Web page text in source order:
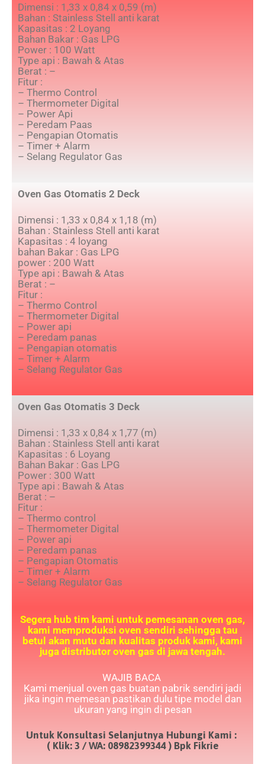
Dimensi : 1,33 x 0,84 x 0,59 (m)
Bahan : Stainless Stell anti karat
Kapasitas : 2 Loyang
Bahan Bakar : Gas LPG
Power : 100 Watt
Type api : Bawah & Atas
Berat : –
Fitur :
– Thermo Control
– Thermometer Digital
– Power Api
– Peredam Paas
– Pengapian Otomatis
– Timer + Alarm
– Selang Regulator Gas
Oven Gas Otomatis 2 Deck
Dimensi : 1,33 x 0,84 x 1,18 (m)
Bahan : Stainless Stell anti karat
Kapasitas : 4 loyang
bahan Bakar : Gas LPG
power : 200 Watt
Type api : Bawah & Atas
Berat : –
Fitur :
– Thermo Control
– Thermometer Digital
– Power api
– Peredam panas
– Pengapian otomatis
– Timer + Alarm
– Selang Regulator Gas
Oven Gas Otomatis 3 Deck
Dimensi : 1,33 x 0,84 x 1,77 (m)
Bahan : Stainless Stell anti karat
Kapasitas : 6 Loyang
Bahan Bakar : Gas LPG
Power : 300 Watt
Type api : Bawah & Atas
Berat : –
Fitur :
– Thermo control
– Thermometer Digital
– Power api
– Peredam panas
– Pengapian Otomatis
– Timer + Alarm
– Selang Regulator Gas
Segera hub tim kami untuk pemesanan oven gas,
kami memproduksi oven sendiri sehingga tau
betul akan mutu dan kualitas produk kami, kami
juga distributor oven gas di jawa tengah.
WAJIB BACA
Kami menjual oven gas buatan pabrik sendiri jadi
jika ingin memesan pastikan dulu tipe model dan
ukuran yang ingin di pesan
Untuk Konsultasi Selanjutnya Hubungi Kami :
( Klik: 3 / WA: 08982399344 ) Bpk Fikrie